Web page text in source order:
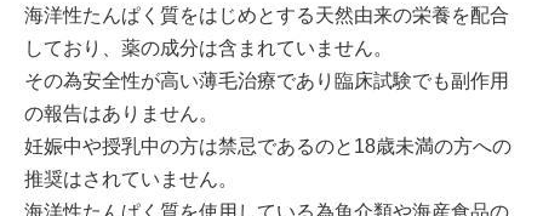
海洋性たんぱく質をはじめとする天然由来の栄養を配合
しており、薬の成分は含まれていません。
その為安全性が高い薄毛治療であり臨床試験でも副作用
の報告はありません。
妊娠中や授乳中の方は禁忌であるのと18歳未満の方への
推奨はされていません。